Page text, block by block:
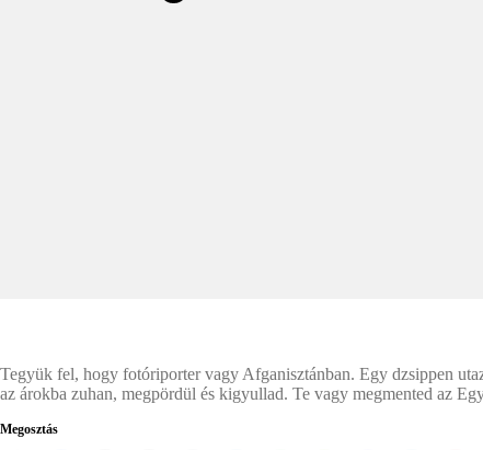
Tegyük fel, hogy fotóriporter vagy Afganisztánban. Egy dzsippen
az árokba zuhan, megpördül és kigyullad. Te vagy megmented az
Megosztás